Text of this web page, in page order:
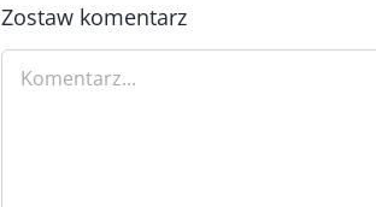
Zostaw komentarz
Comment